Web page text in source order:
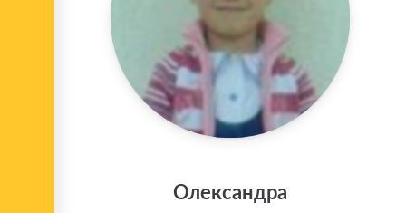
Олександра